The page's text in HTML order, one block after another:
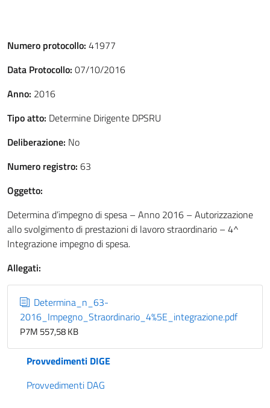
Numero protocollo: 41977
Data Protocollo: 07/10/2016
Anno: 2016
Tipo atto: Determine Dirigente DPSRU
Deliberazione: No
Numero registro: 63
Oggetto:
Determina d’impegno di spesa – Anno 2016 – Autorizzazione
allo svolgimento di prestazioni di lavoro straordinario – 4^
Integrazione impegno di spesa.
Allegati:
Determina_n_63-
2016_Impegno_Straordinario_4%5E_integrazione.pdf
P7M 557,58 KB
Provvedimenti DIGE
Provvedimenti DAG